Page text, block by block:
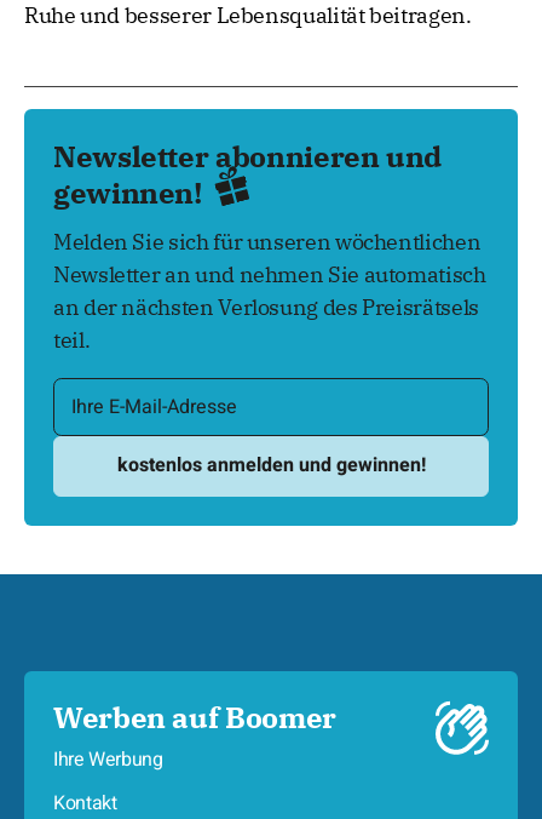
Ruhe und besserer Lebensqualität beitragen.
Newsletter abonnieren und
gewinnen!
Melden Sie sich für unseren wöchentlichen
Newsletter an und nehmen Sie automatisch
an der nächsten Verlosung des Preisrätsels
teil.
Werben auf Boomer
Ihre Werbung
Kontakt